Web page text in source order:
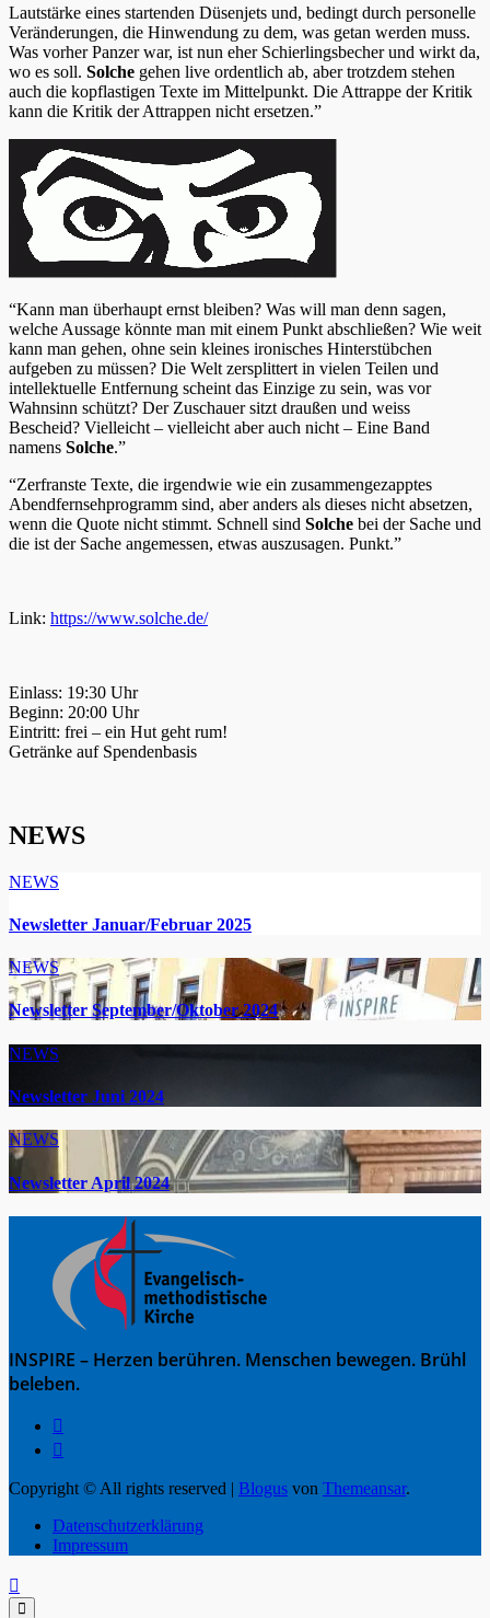
Lautstärke eines startenden Düsenjets und, bedingt durch personelle
Veränderungen, die Hinwendung zu dem, was getan werden muss.
Was vorher Panzer war, ist nun eher Schierlingsbecher und wirkt da,
wo es soll. Solche gehen live ordentlich ab, aber trotzdem stehen
auch die kopflastigen Texte im Mittelpunkt. Die Attrappe der Kritik
kann die Kritik der Attrappen nicht ersetzen.”
“Kann man überhaupt ernst bleiben? Was will man denn sagen,
welche Aussage könnte man mit einem Punkt abschließen? Wie weit
kann man gehen, ohne sein kleines ironisches Hinterstübchen
aufgeben zu müssen? Die Welt zersplittert in vielen Teilen und
intellektuelle Entfernung scheint das Einzige zu sein, was vor
Wahnsinn schützt? Der Zuschauer sitzt draußen und weiss
Bescheid? Vielleicht – vielleicht aber auch nicht – Eine Band
namens Solche.”
“Zerfranste Texte, die irgendwie wie ein zusammengezapptes
Abendfernsehprogramm sind, aber anders als dieses nicht absetzen,
wenn die Quote nicht stimmt. Schnell sind Solche bei der Sache und
die ist der Sache angemessen, etwas auszusagen. Punkt.”
Link: https://www.solche.de/
Einlass: 19:30 Uhr
Beginn: 20:00 Uhr
Eintritt: frei – ein Hut geht rum!
Getränke auf Spendenbasis
NEWS
NEWS
Newsletter Januar/Februar 2025
NEWS
Newsletter September/Oktober 2024
NEWS
Newsletter Juni 2024
NEWS
Newsletter April 2024
INSPIRE – Herzen berühren. Menschen bewegen. Brühl
beleben.
Copyright © All rights reserved | Blogus von Themeansar.
Datenschutzerklärung
Impressum